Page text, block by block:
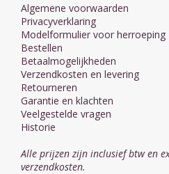
Algemene voorwaarden
Privacyverklaring
Modelformulier voor herroeping
Bestellen
Betaalmogelijkheden
Verzendkosten en levering
Retourneren
Garantie en klachten
Veelgestelde vragen
Historie
Alle prijzen zijn inclusief btw en
verzendkosten.